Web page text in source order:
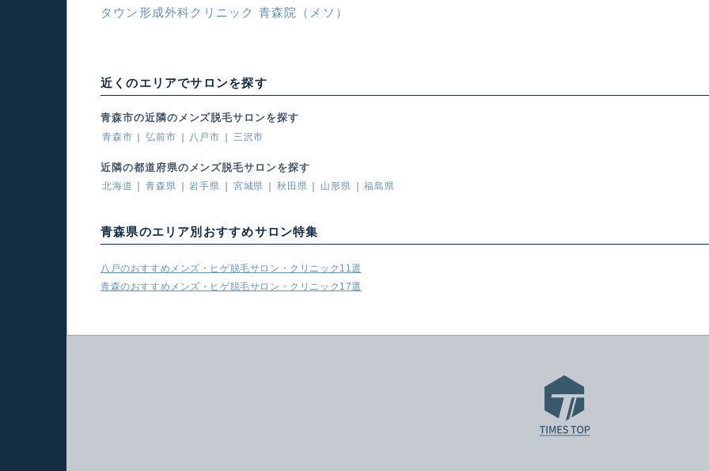
タウン形成外科クリニック 青森院（メソ）
近くのエリアでサロンを探す
青森市の近隣のメンズ脱毛サロンを探す
青森市 弘前市 八戸市 三沢市
近隣の都道府県のメンズ脱毛サロンを探す
北海道 青森県 岩手県 宮城県 秋田県 山形県 福島県
青森県のエリア別おすすめサロン特集
八戸のおすすめメンズ・ヒゲ脱毛サロン・クリニック11選
青森のおすすめメンズ・ヒゲ脱毛サロン・クリニック17選